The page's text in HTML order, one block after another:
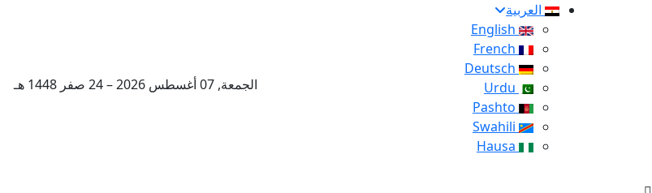
العربية
الجمعة, 07 أغسطس 2026 – 24 صفر 1448 هـ